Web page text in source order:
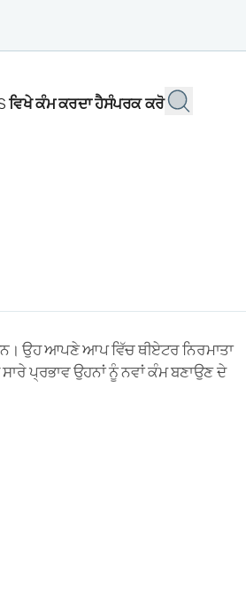
ਵਿਖੇ ਕੰਮ ਕਰਦਾ ਹੈਸੰਪਰਕ ਕਰੋ
ਉਹ ਆਪਣੇ ਆਪ ਵਿੱਚ ਥੀਏਟਰ ਨਿਰਮਾਤਾ
ਪ੍ਰਭਾਵ ਉਹਨਾਂ ਨੂੰ ਨਵਾਂ ਕੰਮ ਬਣਾਉਣ ਦੇ